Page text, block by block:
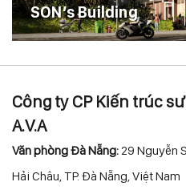
SON’s Building
Công ty CP Kiến trúc
A.V.A
Văn phòng Đà Nẵng: 29 Nguyễn
Hải Châu, TP. Đà Nẵng, Việt Nam